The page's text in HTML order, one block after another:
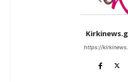
https://